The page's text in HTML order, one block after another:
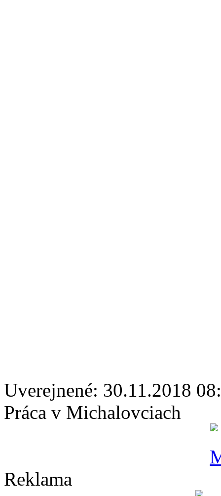
Uverejnené: 30.11.2018
Práca v Michalovciach
Reklama